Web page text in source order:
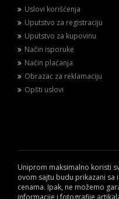
Uslovi korišćenja
Uputstvo za registraciju
Uputstvo za kupovinu
Način isporuke
Način plaćanja
Obrazac za reklamaciju
Opšti uslovi
Uniprom maksimalno koristi
ovom sajtu budu prikazani
cenama. Ipak, ne možemo
informacije i fotografije